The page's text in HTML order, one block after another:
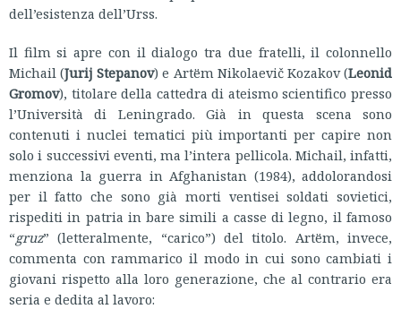
dell’esistenza dell’Urss.
Il film si apre con il dialogo tra due fratelli, il colonnello
Michail (Jurij Stepanov) e Artёm Nikolaevič Kozakov (Leonid
Gromov), titolare della cattedra di ateismo scientifico presso
l’Università di Leningrado. Già in questa scena sono
contenuti i nuclei tematici più importanti per capire non
solo i successivi eventi, ma l’intera pellicola. Michail, infatti,
menziona la guerra in Afghanistan (1984), addolorandosi
per il fatto che sono già morti ventisei soldati sovietici,
rispediti in patria in bare simili a casse di legno, il famoso
“gruz” (letteralmente, “carico”) del titolo. Artёm, invece,
commenta con rammarico il modo in cui sono cambiati i
giovani rispetto alla loro generazione, che al contrario era
seria e dedita al lavoro: